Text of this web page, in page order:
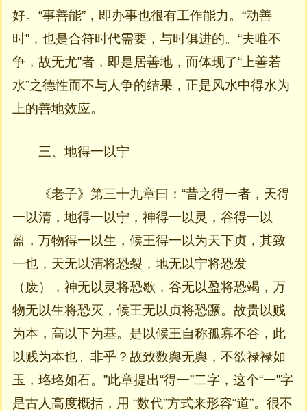
好。“事善能”，即办事也很有工作能力。“动善
时”，也是合符时代需要，与时俱进的。“夫唯不
争，故无尤”者，即是居善地，而体现了“上善若
水”之德性而不与人争的结果，正是风水中得水为
上的善地效应。
三、地得一以宁
《老子》第三十九章曰：“昔之得一者，天得
一以清，地得一以宁，神得一以灵，谷得一以
盈，万物得一以生，候王得一以为天下贞，其致
一也，天无以清将恐裂，地无以宁将恐发
（废），神无以灵将恐歇，谷无以盈将恐竭，万
物无以生将恐灭，候王无以贞将恐蹶。故贵以贱
为本，高以下为基。是以候王自称孤寡不谷，此
以贱为本也。非乎？故致数舆无舆，不欲禄禄如
玉，珞珞如石。”此章提出“得一”二字，这个“一”字
是古人高度概括，用 “数代”方式来形容“道”。很不